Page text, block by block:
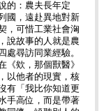
的：農夫長年定
國，遠赴異地對新
，可惜工業社會洶
說故事的人就是農
處尋訪同業經驗。
《欸，那個獸醫》
以他者的現實，核
有「我比你知道更
手高位，而是帶著